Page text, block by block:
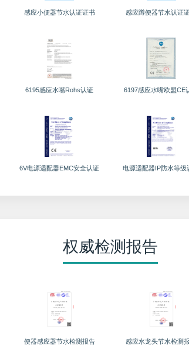
感应小便器节水认证证书 感应蹲便器节水认证
6195感应水嘴Rohs认证 6197感应水嘴欧盟CE
6V电源适配器EMC安全认证 电源适配器IP防水等级
权威检测报告
便器感应器节水检测报告 感应水龙头节水检测